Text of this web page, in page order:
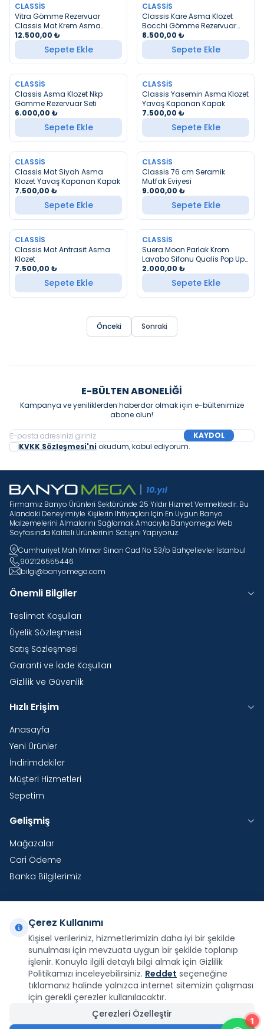
1
CLASSIS
Vitra Gömme Rezervuar
Classis Mat Krem Asma
Klozet Set
12.500,00 ₺
Sepete Ekle
CLASSIS
Classis Kare Asma Klozet
Bocchi Gömme Rezervuar
Seti
8.500,00 ₺
Sepete Ekle
CLASSIS
Classis Asma Klozet Nkp
Gömme Rezervuar Seti
6.000,00 ₺
Sepete Ekle
CLASSIS
Classis Yasemin Asma Klozet
Yavaş Kapanan Kapak
7.500,00 ₺
Sepete Ekle
YENI
CLASSIS
Classis Mat Siyah Asma
Klozet Yavaş Kapanan Kapak
7.500,00 ₺
Sepete Ekle
CLASSIS
Classis 76 cm Seramik
Mutfak Eviyesi
9.000,00 ₺
Sepete Ekle
CLASSIS
Classis Mat Antrasit Asma
Klozet
7.500,00 ₺
Sepete Ekle
YENI
CLASSIS
Suera Moon Parlak Krom
Lavabo Sifonu Qualis Pop Up
Altın
2.000,00 ₺
Sepete Ekle
Önceki Sonraki
E-BÜLTEN ABONELIĞI
Kampanya ve yeniliklerden haberdar olmak için e-bültenimize
abone olun!
KAYDOL
KVKK Sözleşmesi'ni okudum, kabul ediyorum.
Firmamız Banyo Ürünleri Sektöründe 25 Yıldır Hizmet Vermektedir. Bu
Alandaki Deneyimiyle Kişilerin Ihtiyaçları Için En Uygun Banyo
Malzemelerini Almalarını Sağlamak Amacıyla Banyomega Web
Sayfasında Kaliteli Ürünlerinin Satışını Yapıyoruz.
Cumhuriyet Mah Mimar Sinan Cad No 53/b Bahçelievler İstanbul
902126555446
bilgi@banyomega.com
Önemli Bilgiler
Teslimat Koşulları
Üyelik Sözleşmesi
Satış Sözleşmesi
Garanti ve İade Koşulları
Gizlilik ve Güvenlik
Hızlı Erişim
Anasayfa
Yeni Ürünler
İndirimdekiler
Müşteri Hizmetleri
Sepetim
Gelişmiş
Mağazalar
Cari Ödeme
Banka Bilgilerimiz
Yurtdışı Kargo
Şirketimiz E-Fatura ve E-Arşiv Fatura uygulaması
kapsamındadır.
Facebook
X İnstagram
YoutubePinterest
Çerez Kullanımı
Kişisel verileriniz, hizmetlerimizin daha iyi bir şekilde
sunulması için mevzuata uygun bir şekilde toplanıp
işlenir. Konuyla ilgili detaylı bilgi almak için Gizlilik
Politikamızı inceleyebilirsiniz. Reddet seçeneğine
tıklamanız halinde yalnızca internet sitemizin çalışması
için gerekli çerezler kullanılacaktır.
Çerezleri Özelleştir